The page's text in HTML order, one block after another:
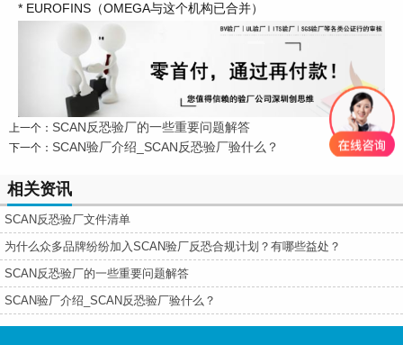
* EUROFINS（OMEGA与这个机构已合并）
上一个： SCAN反恐验厂的一些重要问题解答
下一个： SCAN验厂介绍_SCAN反恐验厂验什么？
相关资讯
SCAN反恐验厂文件清单
为什么众多品牌纷纷加入SCAN验厂反恐合规计划？有哪些益处？
SCAN反恐验厂的一些重要问题解答
SCAN验厂介绍_SCAN反恐验厂验什么？